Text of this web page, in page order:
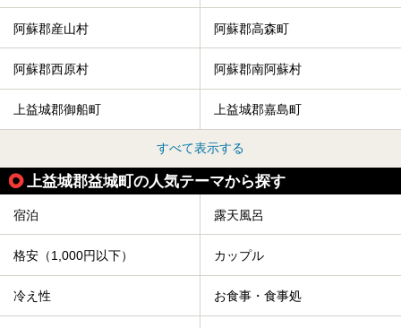
阿蘇郡産山村 阿蘇郡高森町
阿蘇郡西原村 阿蘇郡南阿蘇村
上益城郡御船町 上益城郡嘉島町
すべて表示する
上益城郡益城町の人気テーマから探す
宿泊 露天風呂
格安（1,000円以下） カップル
冷え性 お食事・食事処